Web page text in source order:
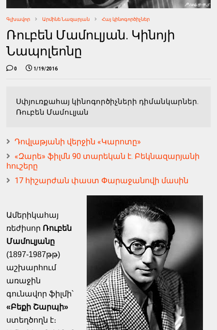
Գլխավոր Արմինե Նազարյան Հայ կինոգործիչներ
Ռուբեն Մամուլյան. Կինոյի
Նապոլեոնը
0 1/19/2016
Սփյուռքահայ կինոգործիչների դիմանկարներ.
Ռուբեն Մամուլյան
Դովլաթյանի վերջին «Կարոտը»
«Զարե» ֆիլմն 90 տարեկան է. Բեկնազարյանի
հուշերը
17 հիշարժան փաստ Փարաջանովի մասին
Ամերիկահայ
ռեժիսոր Ռուբեն
Մամուլյանը
(1897-1987թթ)
աշխարհում
առաջին
գունավոր ֆիլմի՝
«Բեքի Շարպի»
ստեղծողն է։